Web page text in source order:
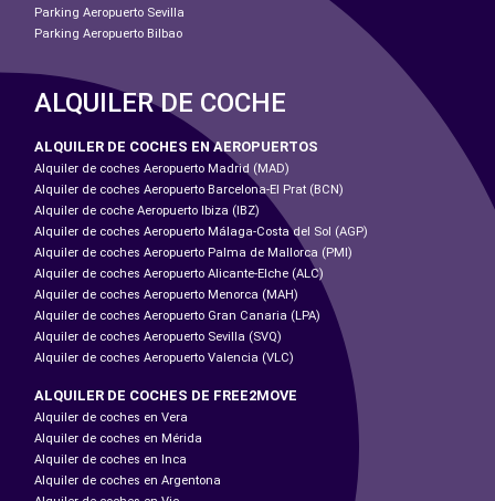
Parking Aeropuerto Sevilla
Parking Aeropuerto Bilbao
ALQUILER DE COCHE
ALQUILER DE COCHES EN AEROPUERTOS
Alquiler de coches Aeropuerto Madrid (MAD)
Alquiler de coches Aeropuerto Barcelona-El Prat (BCN)
Alquiler de coche Aeropuerto Ibiza (IBZ)
Alquiler de coches Aeropuerto Málaga-Costa del Sol (AGP)
Alquiler de coches Aeropuerto Palma de Mallorca (PMI)
Alquiler de coches Aeropuerto Alicante-Elche (ALC)
Alquiler de coches Aeropuerto Menorca (MAH)
Alquiler de coches Aeropuerto Gran Canaria (LPA)
Alquiler de coches Aeropuerto Sevilla (SVQ)
Alquiler de coches Aeropuerto Valencia (VLC)
ALQUILER DE COCHES DE FREE2MOVE
Alquiler de coches en Vera
Alquiler de coches en Mérida
Alquiler de coches en Inca
Alquiler de coches en Argentona